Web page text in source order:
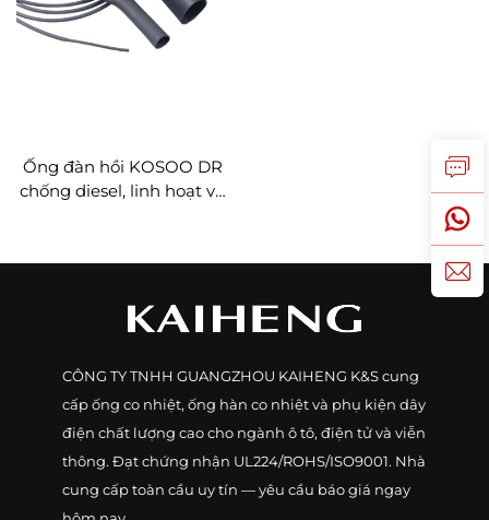
Ống đàn hồi KOSOO DR
chống diesel, linh hoạt và
CÔNG TY TNHH GUANGZHOU KAIHENG K&S cung
cấp ống co nhiệt, ống hàn co nhiệt và phụ kiện dây
điện chất lượng cao cho ngành ô tô, điện tử và viễn
thông. Đạt chứng nhận UL224/ROHS/ISO9001. Nhà
cung cấp toàn cầu uy tín — yêu cầu báo giá ngay